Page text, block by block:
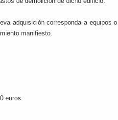
adquisición corresponda a equipos o
manifiesto.
euros.